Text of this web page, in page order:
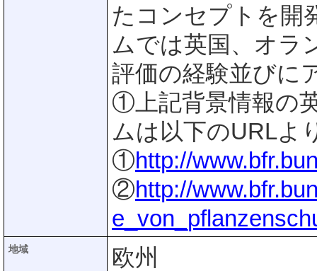
たコンセプトを開
ムでは英国、オラ
評価の経験並びに
①上記背景情報の
ムは以下のURLよ
①http://
②http://
地域 欧州